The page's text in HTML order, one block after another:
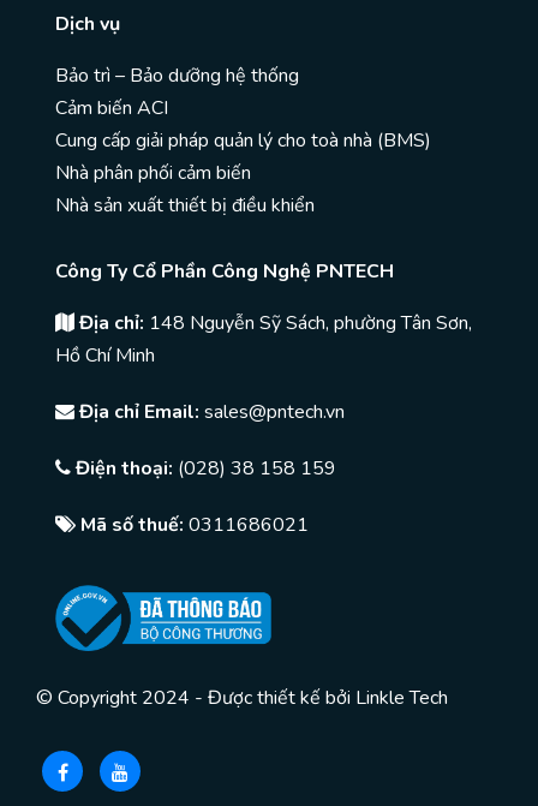
Dịch vụ
Bảo trì – Bảo dưỡng hệ thống
Cảm biến ACI
Cung cấp giải pháp quản lý cho toà nhà (BMS)
Nhà phân phối cảm biến
Nhà sản xuất thiết bị điều khiển
Công Ty Cổ Phần Công Nghệ PNTECH
Địa chỉ: 148 Nguyễn Sỹ Sách, phường Tân Sơn,
Hồ Chí Minh
Địa chỉ Email: sales@pntech.vn
Điện thoại: (028) 38 158 159
Mã số thuế: 0311686021
© Copyright 2024 - Được thiết kế bởi Linkle Tech